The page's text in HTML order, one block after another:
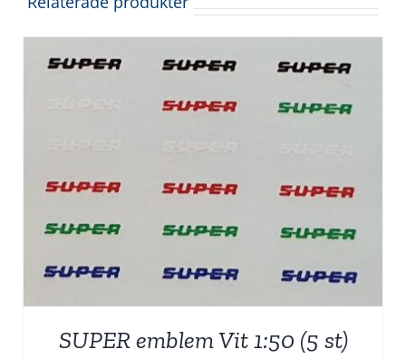
SUPER emblem Vit 1:50 (5 st)